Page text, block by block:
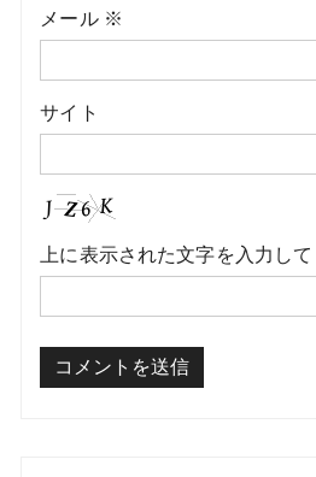
メール ※
サイト
上に表示された文字を入力して